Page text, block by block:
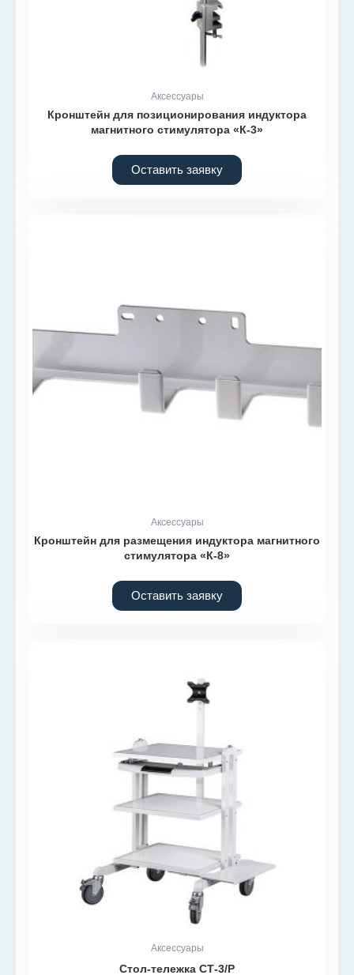
Аксессуары
Кронштейн для позиционирования индуктора
магнитного стимулятора «К-3»
Оставить заявку
Аксессуары
Кронштейн для размещения индуктора магнитного
стимулятора «К-8»
Оставить заявку
Аксессуары
Стол-тележка СТ-3/Р